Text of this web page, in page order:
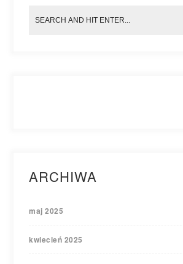
ARCHIWA
maj 2025
kwiecień 2025